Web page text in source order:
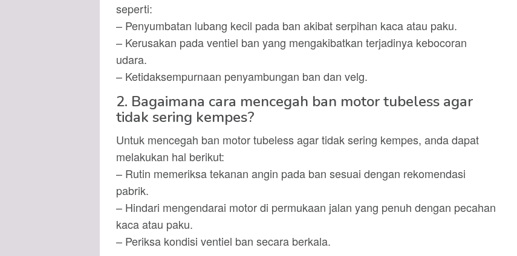
seperti:
– Penyumbatan lubang kecil pada ban akibat serpihan kaca atau paku.
– Kerusakan pada ventiel ban yang mengakibatkan terjadinya kebocoran
udara.
– Ketidaksempurnaan penyambungan ban dan velg.
2. Bagaimana cara mencegah ban motor tubeless agar
tidak sering kempes?
Untuk mencegah ban motor tubeless agar tidak sering kempes, anda dapat
melakukan hal berikut:
– Rutin memeriksa tekanan angin pada ban sesuai dengan rekomendasi
pabrik.
– Hindari mengendarai motor di permukaan jalan yang penuh dengan pecahan
kaca atau paku.
– Periksa kondisi ventiel ban secara berkala.